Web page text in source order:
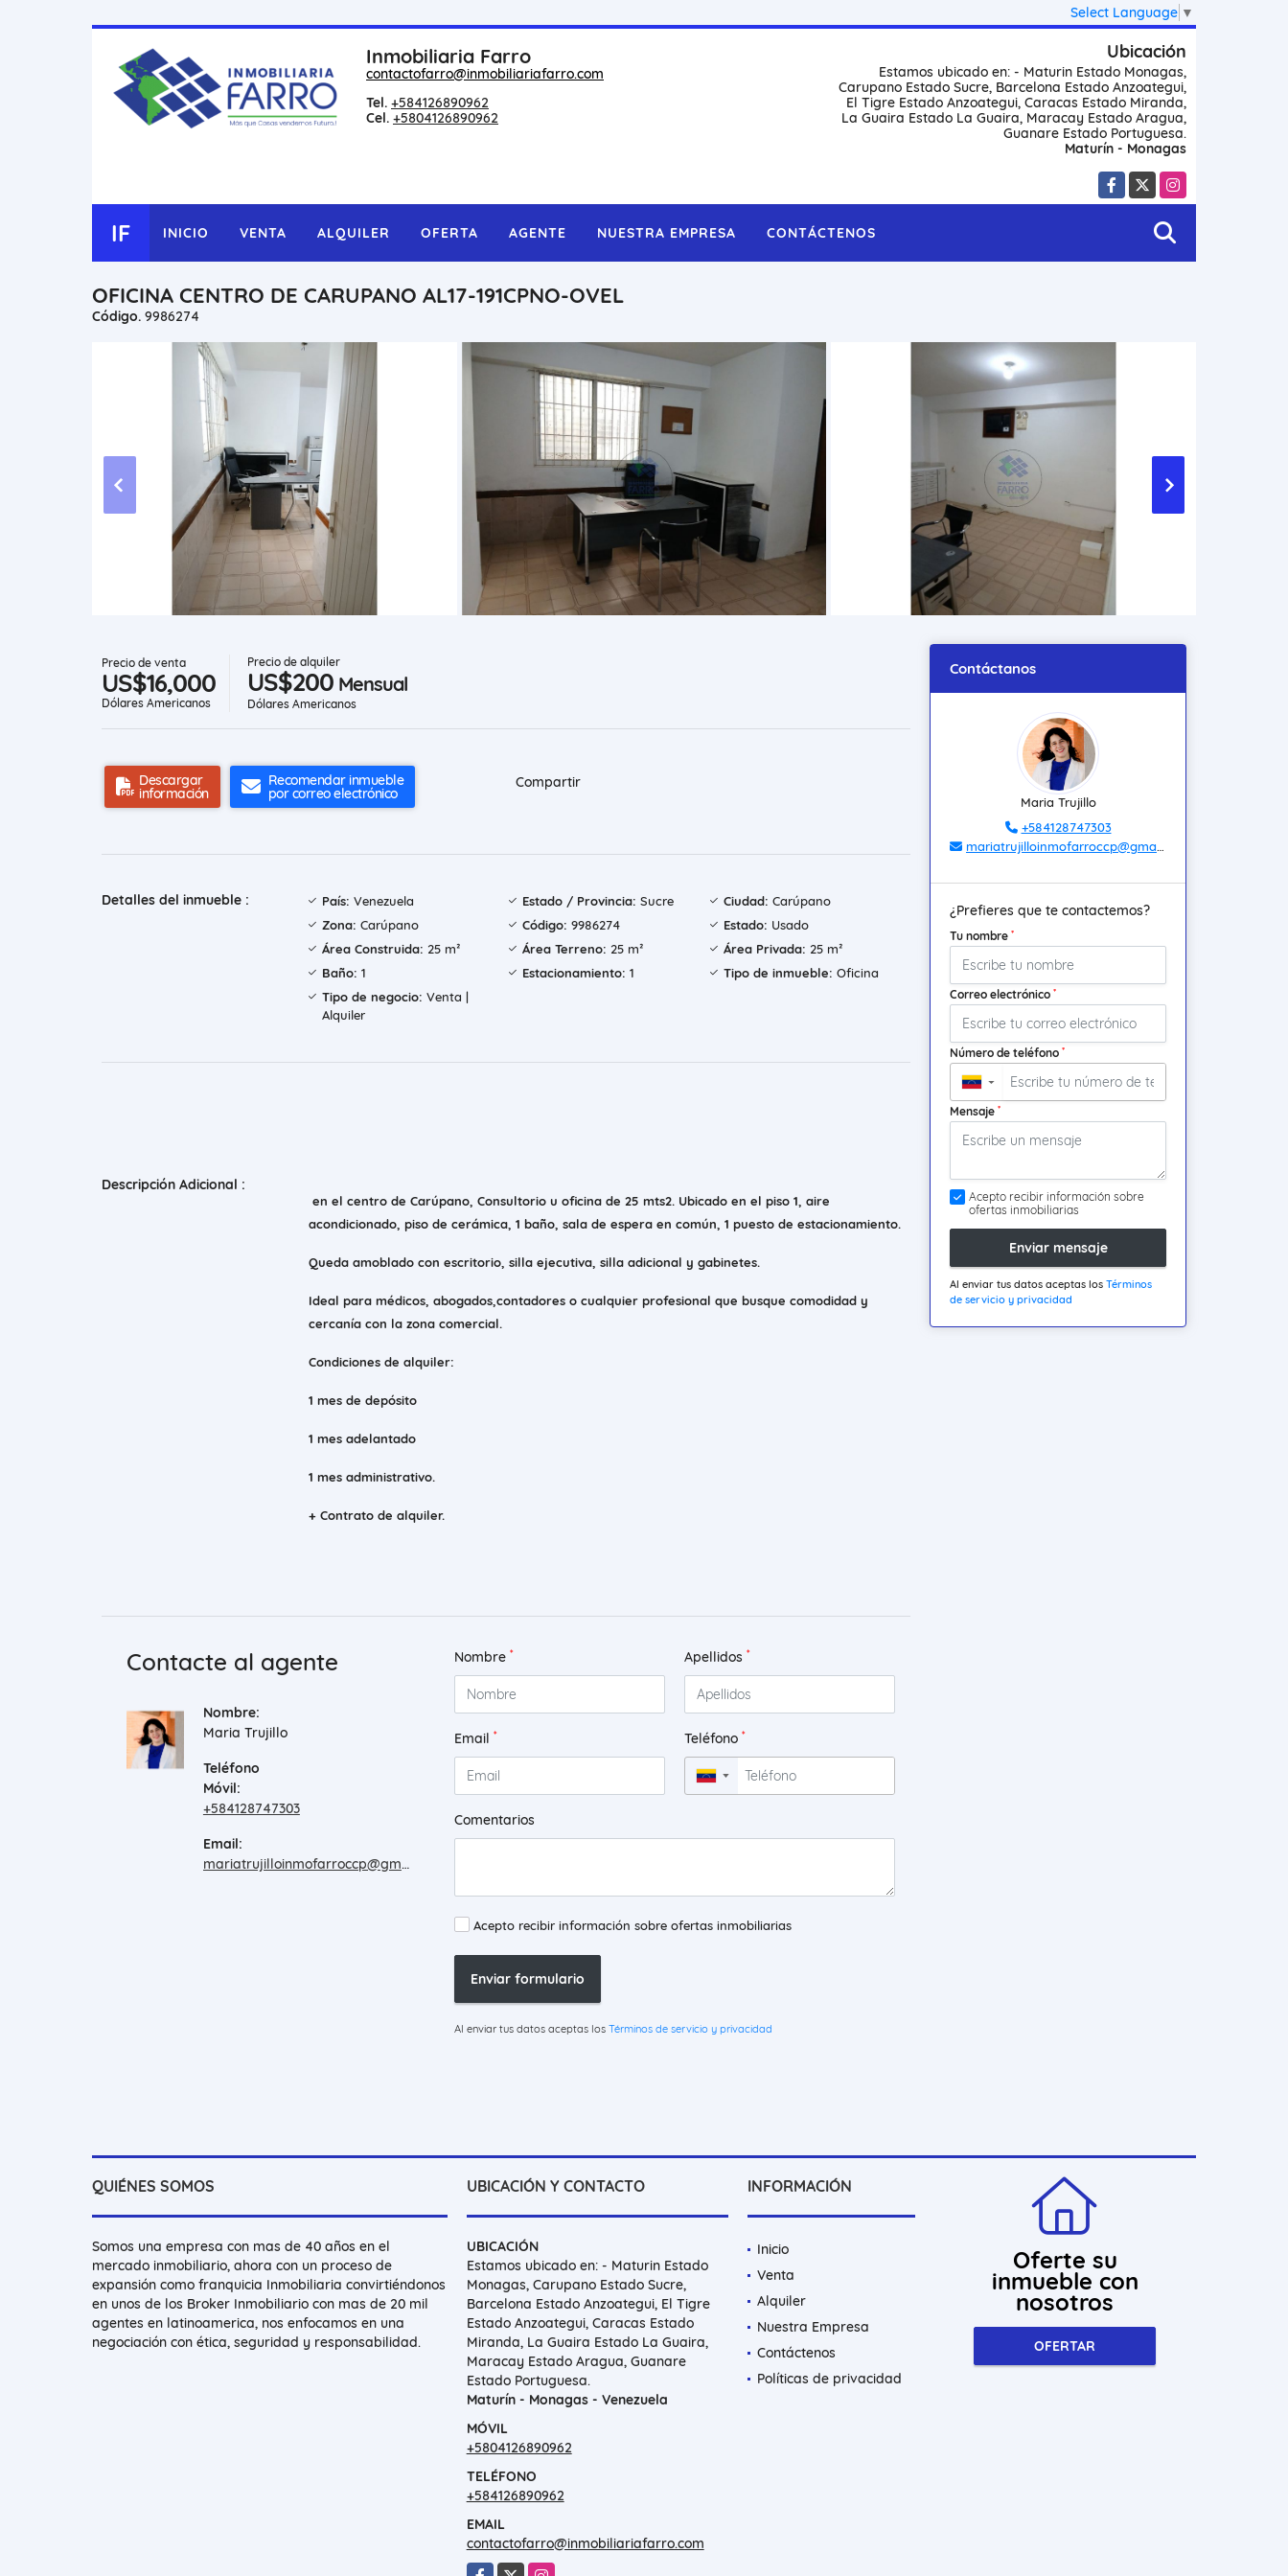
Select Language ▼
Inmobiliaria Farro
contactofarro@inmobiliariafarro.com
Tel. +584126890962
Cel. +5804126890962
Ubicación
Estamos ubicado en: - Maturin Estado Monagas,
Carupano Estado Sucre, Barcelona Estado Anzoategui,
El Tigre Estado Anzoategui, Caracas Estado Miranda,
La Guaira Estado La Guaira, Maracay Estado Aragua,
Guanare Estado Portuguesa.
Maturín - Monagas
Facebook
X Instagram
IF INICIO VENTA ALQUILER OFERTA AGENTE NUESTRA EMPRESA CONTÁCTENOS
OFICINA CENTRO DE CARUPANO AL17-191CPNO-OVEL
Código. 9986274
Precio de venta
US$16,000
Dólares Americanos
Precio de alquiler
US$200 Mensual
Dólares Americanos
Descargar
información
Recomendar inmueble
por correo electrónico
Compartir
Detalles del inmueble : País: Venezuela Estado / Provincia: Sucre Ciudad: Carúpano
Zona: Carúpano Código: 9986274 Estado: Usado
Área Construida: 25 m² Área Terreno: 25 m² Área Privada: 25 m²
Baño: 1 Estacionamiento: 1 Tipo de inmueble: Oficina
Tipo de negocio: Venta |
Alquiler
Descripción Adicional :
en el centro de Carúpano, Consultorio u oficina de 25 mts2. Ubicado en el piso 1, aire
acondicionado, piso de cerámica, 1 baño, sala de espera en común, 1 puesto de estacionamiento.
Queda amoblado con escritorio, silla ejecutiva, silla adicional y gabinetes.
Ideal para médicos, abogados,contadores o cualquier profesional que busque comodidad y
cercanía con la zona comercial.
Condiciones de alquiler:
1 mes de depósito
1 mes adelantado
1 mes administrativo.
+ Contrato de alquiler.
Contacte al agente
Nombre:
Maria Trujillo
Teléfono
Móvil:
+584128747303
Email:
mariatrujilloinmofarroccp@gmail.com
Nombre * Apellidos *
Email * Teléfono *
▼
Comentarios
Acepto recibir información sobre ofertas inmobiliarias
Enviar formulario
Al enviar tus datos aceptas los Términos de servicio y privacidad
Contáctanos
Maria Trujillo
+584128747303
mariatrujilloinmofarroccp@gmail.com
¿Prefieres que te contactemos?
Tu nombre *
Correo electrónico *
Número de teléfono *
▼
Mensaje *
Acepto recibir información sobre
ofertas inmobiliarias
Enviar mensaje
Al enviar tus datos aceptas los Términos
de servicio y privacidad
QUIÉNES SOMOS
Somos una empresa con mas de 40 años en el
mercado inmobiliario, ahora con un proceso de
expansión como franquicia Inmobiliaria convirtiéndonos
en unos de los Broker Inmobiliario con mas de 20 mil
agentes en latinoamerica, nos enfocamos en una
negociación con ética, seguridad y responsabilidad.
UBICACIÓN Y CONTACTO
UBICACIÓN
Estamos ubicado en: - Maturin Estado
Monagas, Carupano Estado Sucre,
Barcelona Estado Anzoategui, El Tigre
Estado Anzoategui, Caracas Estado
Miranda, La Guaira Estado La Guaira,
Maracay Estado Aragua, Guanare
Estado Portuguesa.
Maturín - Monagas - Venezuela
MÓVIL
+5804126890962
TELÉFONO
+584126890962
EMAIL
contactofarro@inmobiliariafarro.com
Facebook
X Instagram
INFORMACIÓN
Inicio
Venta
Alquiler
Nuestra Empresa
Contáctenos
Políticas de privacidad
Oferte su
inmueble con
nosotros
OFERTAR